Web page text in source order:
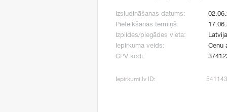
Izsludināšanas datums:
Pieteikšanās termiņš:
Izpildes/piegādes vieta:
Latvija
Iepirkuma veids:
Cenu
CPV kodi:
Iepirkumi.lv ID: